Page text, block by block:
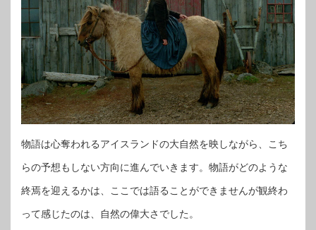
物語は心奪われるアイスランドの大自然を映しながら、こち
らの予想もしない方向に進んでいきます。物語がどのような
終焉を迎えるかは、ここでは語ることができませんが観終わ
って感じたのは、自然の偉大さでした。